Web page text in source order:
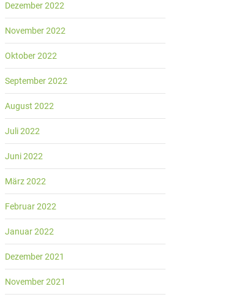
Dezember 2022
November 2022
Oktober 2022
September 2022
August 2022
Juli 2022
Juni 2022
März 2022
Februar 2022
Januar 2022
Dezember 2021
November 2021